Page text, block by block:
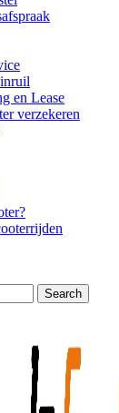
en Lease
verzekeren
Search